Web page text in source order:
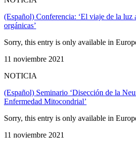
(Español) Conferencia: ‘El viaje de la luz
orgánicas’
Sorry, this entry is only available in
11 noviembre 2021
NOTICIA
(Español) Seminario ‘Disección de la
Enfermedad Mitocondrial’
Sorry, this entry is only available in
11 noviembre 2021